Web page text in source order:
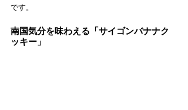
です。
南国気分を味わえる「サイゴンバナナク
ッキー」